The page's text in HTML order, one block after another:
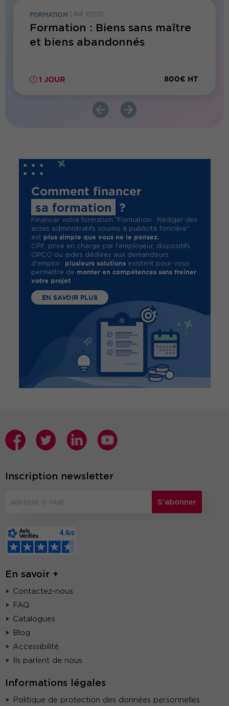
FORMATION Réf. 10200
Formation : Biens sans maître
et biens abandonnés
1 JOUR 800€ HT
Comment financer
sa formation
?
Financer votre formation "Formation : Rédiger des
actes administratifs soumis à publicité foncière"
est plus simple que vous ne le pensez.
CPF, prise en charge par l'employeur, dispositifs
OPCO ou aides dédiées aux demandeurs
d'emploi : plusieurs solutionsexistent pour vous
permettre de monter en compétences sans freiner
votre projet.
EN SAVOIR PLUS
Inscription newsletter
S'abonner
En savoir +
Contactez-nous
FAQ
Catalogues
Blog
Accessibilité
Ils parlent de nous
Informations légales
Politique de protection des données personnelles